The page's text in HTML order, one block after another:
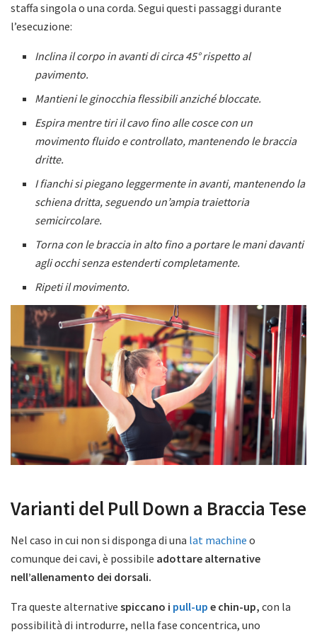
staffa singola o una corda. Segui questi passaggi durante
l’esecuzione:
Inclina il corpo in avanti di circa 45° rispetto al
pavimento.
Mantieni le ginocchia flessibili anziché bloccate.
Espira mentre tiri il cavo fino alle cosce con un
movimento fluido e controllato, mantenendo le braccia
dritte.
I fianchi si piegano leggermente in avanti, mantenendo la
schiena dritta, seguendo un’ampia traiettoria
semicircolare.
Torna con le braccia in alto fino a portare le mani davanti
agli occhi senza estenderti completamente.
Ripeti il movimento.
Varianti del Pull Down a Braccia Tese
Nel caso in cui non si disponga di una lat machine o
comunque dei cavi, è possibile adottare alternative
nell’allenamento dei dorsali.
Tra queste alternative spiccano i pull-up e chin-up, con la
possibilità di introdurre, nella fase concentrica, uno